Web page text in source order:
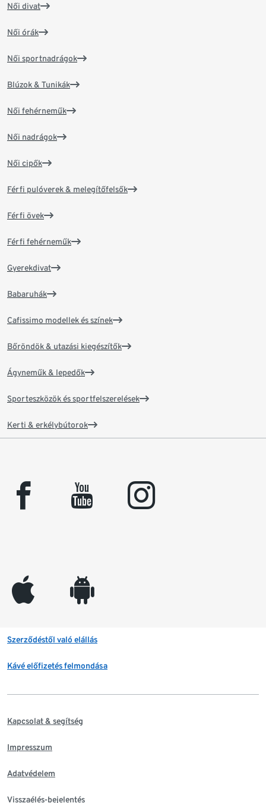
Női divat
Női órák
Női sportnadrágok
Blúzok & Tunikák
Női fehérneműk
Női nadrágok
Női cipők
Férfi pulóverek & melegítőfelsők
Férfi övek
Férfi fehérneműk
Gyerekdivat
Babaruhák
Cafissimo modellek és színek
Bőröndök & utazási kiegészítők
Ágyneműk & lepedők
Sporteszközök és sportfelszerelések
Kerti & erkélybútorok
facebook youtube instagram
appleinc android
Szerződéstől való elállás
Kávé előfizetés felmondása
Kapcsolat & segítség
Impresszum
Adatvédelem
Visszaélés-bejelentés